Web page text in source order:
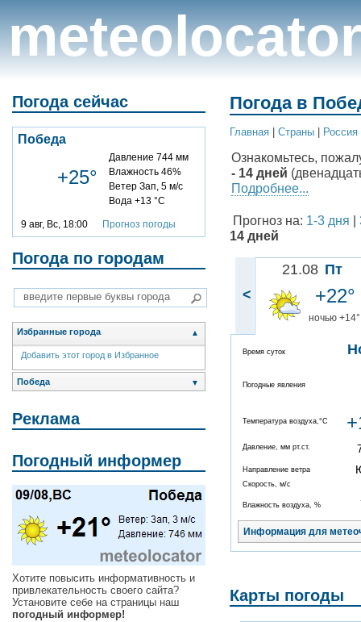
meteolocator
Погода сейчас
Победа
+25°
Давление 744 мм
Влажность 46%
Ветер Зап, 5 м/с
Вода +13 °C
9 авг, Вс, 18:00 Прогноз погоды
Погода по городам
Избранные города ▲
Добавить этот город в Избранное
Победа ▼
Реклама
Погодный информер
Хотите повысить информативность и
привлекательность своего сайта?
Установите себе на страницы наш
погодный информер!
Погода в
Главная Cтраны Россия
Ознакомьтесь,
- 14 дней
Подробнее...
Прогноз на: 1-3 дня
14 дней
<
21.08 Пт
+22°
ночью +14°
Время суток
Погодные явления
Температура воздуха,°C
Давление, мм рт.ст.
Направление ветра
Скорость, м/с
Влажность воздуха, %
Информация для
Карты погоды